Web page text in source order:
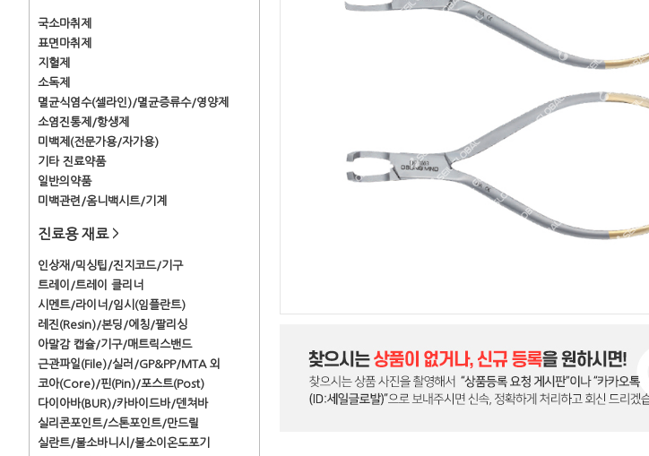
국소마취제
표면마취제
지혈제
소독제
멸균식염수(셀라인)/멸균증류수/영양제
소염진통제/항생제
미백제(전문가용/자가용)
기타 진료약품
일반의약품
미백관련/옴니백시트/기계
진료용 재료 >
인상재/믹싱팁/진지코드/기구
트레이/트레이 클리너
시멘트/라이너/임시(임플란트)
레진(Resin)/본딩/에칭/팔리싱
아말감 캡슐/기구/매트릭스밴드
근관파일(File)/실러/GP&PP/MTA 외
코아(Core)/핀(Pin)/포스트(Post)
다이아바(BUR)/카바이드바/덴쳐바
실리콘포인트/스톤포인트/만드릴
실란트/불소바니시/불소이온도포기